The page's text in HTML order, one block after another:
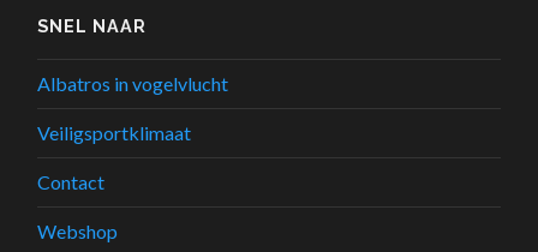
SNEL NAAR
Albatros in vogelvlucht
Veiligsportklimaat
Contact
Webshop